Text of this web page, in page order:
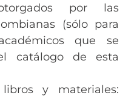
por las
(sólo para
que se
catálogo de esta
y materiales: